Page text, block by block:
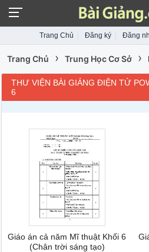
Trang Chủ Đăng ký Đăng
Trang Chủ › Trung Học Cơ Sở ›
THƯ VIỆN BÀI GIẢNG ĐIỆN TỬ
6
Giáo án cả năm Mĩ thuật Khối 6
(Chân trời sáng tạo)